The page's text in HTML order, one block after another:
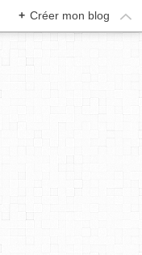
+ Créer mon blog